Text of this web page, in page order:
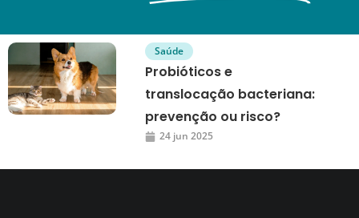
Saúde
Probióticos e
translocação bacteriana:
prevenção ou risco?
24 jun 2025